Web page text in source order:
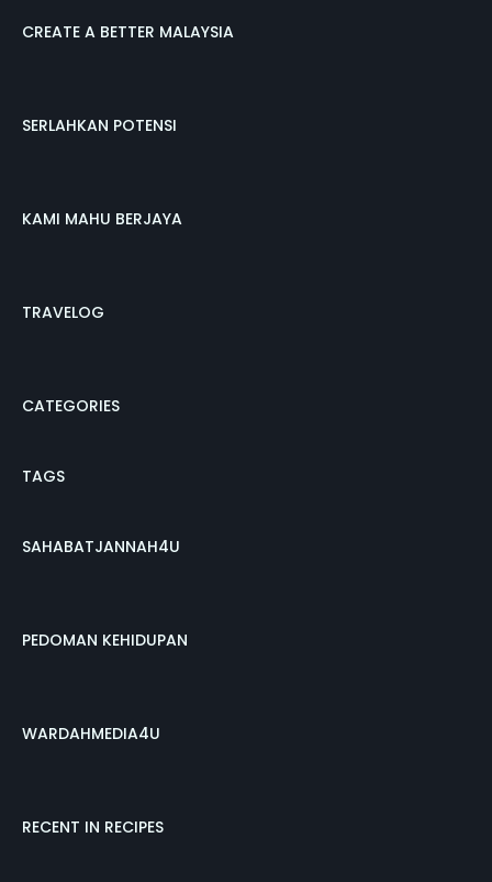
CREATE A BETTER MALAYSIA
SERLAHKAN POTENSI
KAMI MAHU BERJAYA
TRAVELOG
CATEGORIES
TAGS
SAHABATJANNAH4U
PEDOMAN KEHIDUPAN
WARDAHMEDIA4U
RECENT IN RECIPES